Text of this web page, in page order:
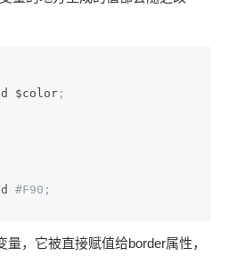
$color ;
#F90;
量，它被直接赋值给border属性，